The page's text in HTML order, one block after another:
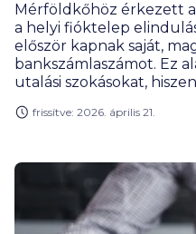
Mérföldkőhöz érkezett
a helyi fióktelep
először kapnak saját,
bankszámlaszámot. Ez
utalási szokásokat,
magyar szabályozáshoz
hogy elkerüld a
frissítve: 2026. április 21.